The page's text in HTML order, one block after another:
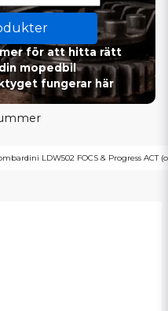
för att hitta rätt
mopedbil
fungerar här
LDW502 FOCS & Progress ACT